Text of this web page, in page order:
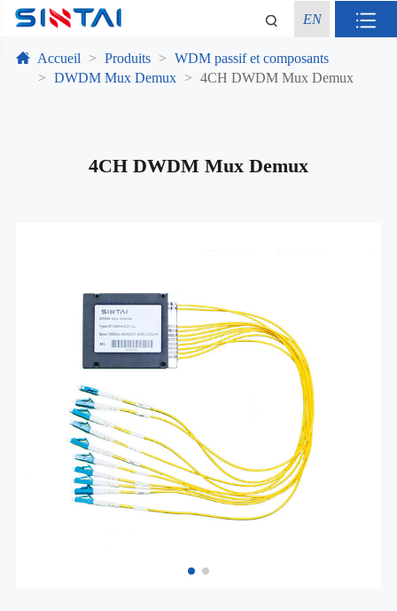
EN
Accueil Produits
WDM passif et composants
DWDM Mux Demux
4CH DWDM Mux Demux
4CH DWDM Mux Demux